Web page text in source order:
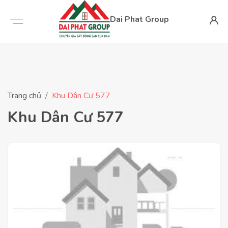
Dai Phat Group
Trang chủ Khu Dân Cư 577
Khu Dân Cư 577